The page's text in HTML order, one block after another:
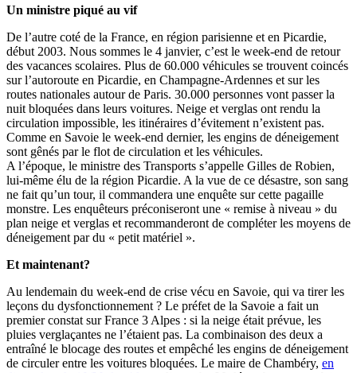
Un ministre piqué au vif
De l’autre coté de la France, en région parisienne et en Picardie,
début 2003. Nous sommes le 4 janvier, c’est le week-end de retour
des vacances scolaires. Plus de 60.000 véhicules se trouvent coincés
sur l’autoroute en Picardie, en Champagne-Ardennes et sur les
routes nationales autour de Paris. 30.000 personnes vont passer la
nuit bloquées dans leurs voitures. Neige et verglas ont rendu la
circulation impossible, les itinéraires d’évitement n’existent pas.
Comme en Savoie le week-end dernier, les engins de déneigement
sont gênés par le flot de circulation et les véhicules.
A l’époque, le ministre des Transports s’appelle Gilles de Robien,
lui-même élu de la région Picardie. A la vue de ce désastre, son sang
ne fait qu’un tour, il commandera une enquête sur cette pagaille
monstre. Les enquêteurs préconiseront une « remise à niveau » du
plan neige et verglas et recommanderont de compléter les moyens de
déneigement par du « petit matériel ».
Et maintenant?
Au lendemain du week-end de crise vécu en Savoie, qui va tirer les
leçons du dysfonctionnement ? Le préfet de la Savoie a fait un
premier constat sur France 3 Alpes : si la neige était prévue, les
pluies verglaçantes ne l’étaient pas. La combinaison des deux a
entraîné le blocage des routes et empêché les engins de déneigement
de circuler entre les voitures bloquées. Le maire de Chambéry, en